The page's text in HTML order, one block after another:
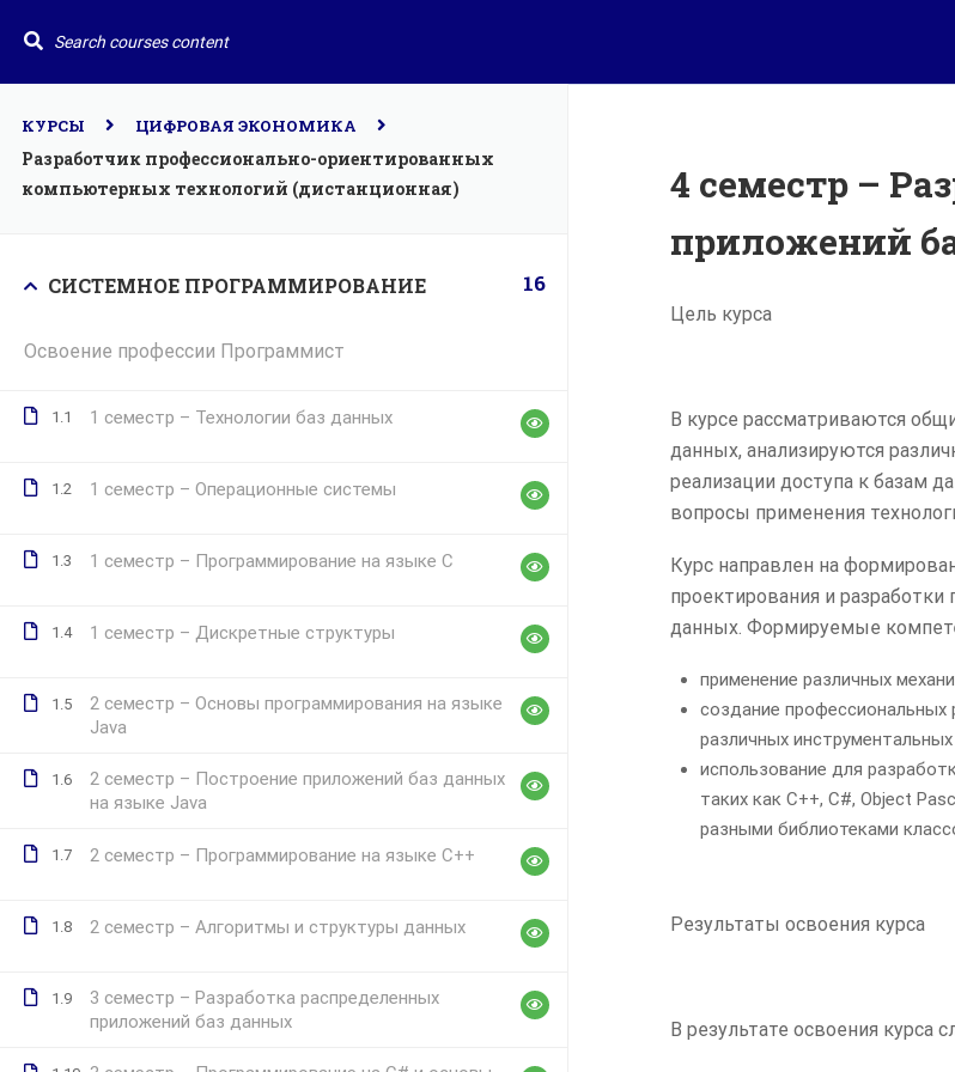
КУРСЫ ЦИФРОВАЯ ЭКОНОМИКА
Разработчик профессионально-ориентированных
компьютерных технологий (дистанционная)
СИСТЕМНОЕ ПРОГРАММИРОВАНИЕ 16
Освоение профессии Программист
1.1 1 семестр – Технологии баз данных
1.2 1 семестр – Операционные системы
1.3 1 семестр – Программирование на языке C
1.4 1 семестр – Дискретные структуры
1.5
2 семестр – Основы программирования на языке
Java
1.6
2 семестр – Построение приложений баз данных
на языке Java
1.7 2 семестр – Программирование на языке C++
1.8 2 семестр – Алгоритмы и структуры данных
1.9
3 семестр – Разработка распределенных
приложений баз данных
4 семестр –
приложений
Цель курса
В курсе рассматриваются
данных, анализируются
реализации доступа к базам
вопросы применения
Курс направлен на
проектирования и
данных. Формируемые
применение различных
создание профессиональных
различных
использование для
таких как C++, C#, Object
разными библиотеками
Результаты освоения курса
В результате освоения курса
Портал дополнительного
МГУ им. М.В. Ломоносова
Дополнительное образование на
Контакты